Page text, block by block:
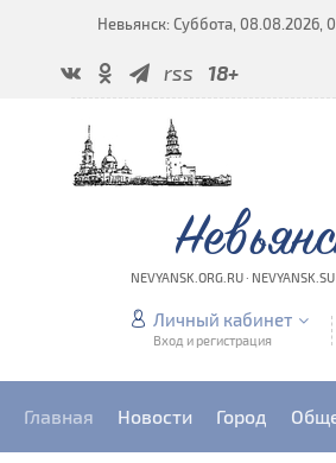
Невьянск: Суббота, 08.08.2026,
rss 18+
NEVYANSK.ORG.RU ·
Личный кабинет
Вход и регистрация
Главная Новости Город